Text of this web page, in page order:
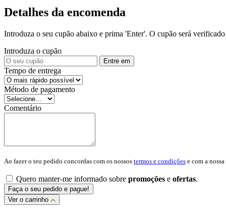
Detalhes da encomenda
Introduza o seu cupão abaixo e prima 'Enter'. O cupão será
Introduza o cupão
Entre em
Tempo de entrega
Método de pagamento
Comentário
Ao fazer o teu pedido concordas com os nossos termos e condições e com a nossa
Quero manter-me informado sobre promoções e ofertas.
Faça o seu pedido e pague!
Ver o carrinho